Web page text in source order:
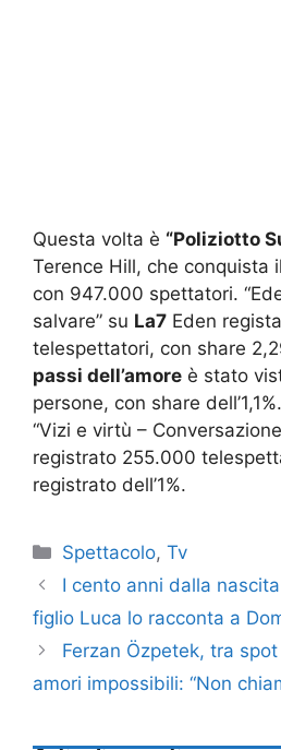
Questa volta è “Poliziotto
Terence Hill, che conquista
con 947.000 spettatori.
salvare” su La7 Eden
telespettatori, con share
passi dell’amore è stato
persone, con share
“Vizi e virtù –
registrato 255.000
registrato dell’1%.
Categorie
Spettacolo,Tv
I cento anni dalla
figlio Luca lo racconta a
Ferzan Özpetek, tra
amori impossibili: “Non